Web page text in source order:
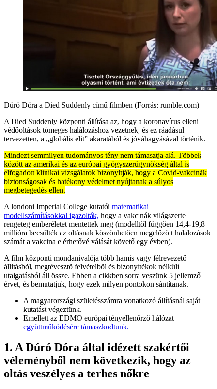
Dúró Dóra a Died Suddenly című filmben (Forrás: rumble.com)
A Died Suddenly központi állítása az, hogy a koronavírus elleni
védőoltások tömeges halálozáshoz vezetnek, és ez ráadásul
tervezetten, a „globális elit” akaratából és jóváhagyásával történik.
Mindezt semmilyen tudományos tény nem támasztja alá. Többek
között az amerikai és az európai gyógyszerügynökség által is
elfogadott klinikai vizsgálatok bizonyítják, hogy a Covid-vakcinák
biztonságosak és hatékony védelmet nyújtanak a súlyos
megbetegedés ellen.
A londoni Imperial College kutatói matematikai
modellszámításokkal igazolták, hogy a vakcinák világszerte
rengeteg emberéletet mentettek meg (modelltől függően 14,4-19,8
millióra becsülték az oltásnak köszönhetően megelőzött halálozások
számát a vakcina elérhetővé válását követő egy évben).
A film központi mondanivalója több hamis vagy félrevezető
állításból, megtévesztő felvételből és bizonyítékok nélküli
utalgatásból áll össze. Ebben a cikkben sorra veszünk 5 jellemző
érvet, és bemutatjuk, hogy ezek milyen pontokon sántítanak.
A magyarországi születésszámra vonatkozó állításnál saját
kutatást végeztünk.
Emellett az EDMO európai tényellenőrző hálózat
együttműködésére támaszkodtunk.
1. A Dúró Dóra által idézett szakértői
véleményből nem következik, hogy az
oltás veszélyes a terhes nőkre